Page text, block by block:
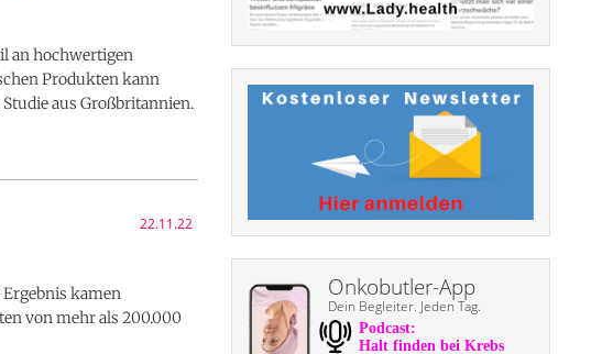
an hochwertigen
Produkten kann
aus Großbritannien.
22.11.22
kamen
von mehr als 200.000
Onkobutler-App
Dein Begleiter. Jeden Tag.